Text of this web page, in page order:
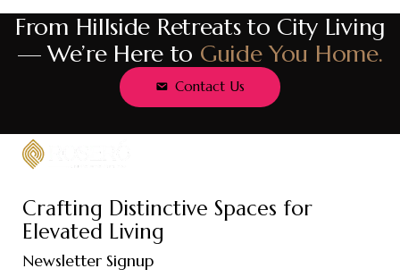
From Hillside Retreats to City Living
— We’re Here to Guide You Home.
Contact Us
Crafting Distinctive Spaces for
Elevated Living
Newsletter Signup